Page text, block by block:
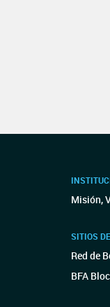
Misión,
SITIOS
Red de
BFA